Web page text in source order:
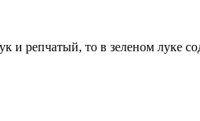
и репчатый, то в зеленом луке